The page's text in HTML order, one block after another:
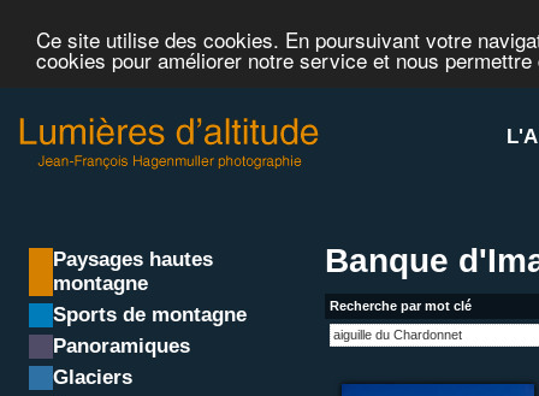
Ce site utilise des cookies. En poursuivant votre
cookies pour améliorer notre service et nous
Paysages hautes
montagne
Sports de montagne
Panoramiques
Glaciers
Banque
Recherche par mot clé